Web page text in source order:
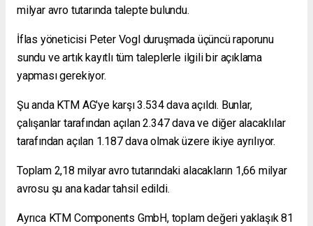
milyar avro tutarında talepte bulundu.
İflas yöneticisi Peter Vogl duruşmada üçüncü raporunu
sundu ve artık kayıtlı tüm taleplerle ilgili bir açıklama
yapması gerekiyor.
Şu anda KTM AG'ye karşı 3.534 dava açıldı. Bunlar,
çalışanlar tarafından açılan 2.347 dava ve diğer alacaklılar
tarafından açılan 1.187 dava olmak üzere ikiye ayrılıyor.
Toplam 2,18 milyar avro tutarındaki alacakların 1,66 milyar
avrosu şu ana kadar tahsil edildi.
Ayrıca KTM Components GmbH, toplam değeri yaklaşık 81